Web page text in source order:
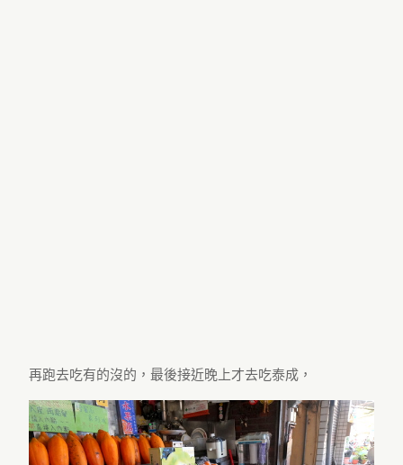
再跑去吃有的沒的，最後接近晚上才去吃泰成，